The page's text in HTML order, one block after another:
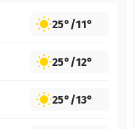
25°/11°
25°/12°
25°/13°